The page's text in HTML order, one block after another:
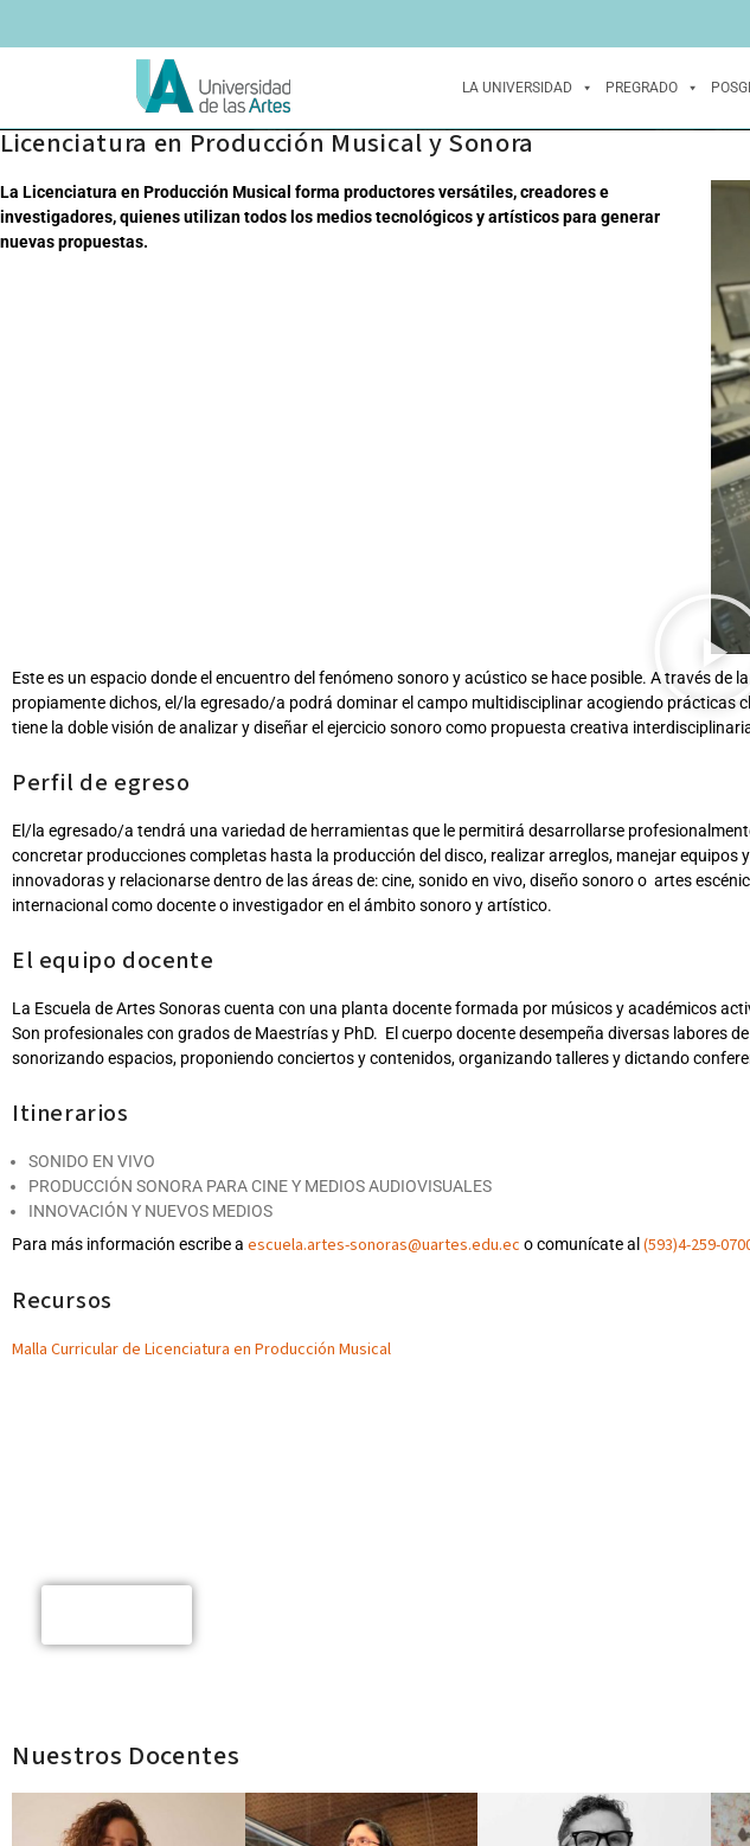
LA UNIVERSIDAD PREGRADO
Licenciatura en Producción Musical y Sonora
La Licenciatura en Producción Musical forma productores versátiles, creadores e
investigadores, quienes utilizan todos los medios tecnológicos y artísticos para generar
nuevas propuestas.
Este es un espacio donde el encuentro del fenómeno sonoro y acústico se hace posible. A través
propiamente dichos, el/la egresado/a podrá dominar el campo multidisciplinar acogiendo prácticas
tiene la doble visión de analizar y diseñar el ejercicio sonoro como propuesta creativa
Perfil de egreso
El/la egresado/a tendrá una variedad de herramientas que le permitirá desarrollarse
concretar producciones completas hasta la producción del disco, realizar arreglos, manejar
innovadoras y relacionarse dentro de las áreas de: cine, sonido en vivo, diseño sonoro o artes
internacional como docente o investigador en el ámbito sonoro y artístico.
El equipo docente
La Escuela de Artes Sonoras cuenta con una planta docente formada por músicos y académicos
Son profesionales con grados de Maestrías y PhD. El cuerpo docente desempeña diversas labores
sonorizando espacios, proponiendo conciertos y contenidos, organizando talleres y dictando
Itinerarios
SONIDO EN VIVO
PRODUCCIÓN SONORA PARA CINE Y MEDIOS AUDIOVISUALES
INNOVACIÓN Y NUEVOS MEDIOS
Para más información escribe a escuela.artes-sonoras@uartes.edu.ec o comunícate al (593)4-259-
Recursos
Malla Curricular de Licenciatura en Producción Musical
EN MZ14
Nuestros Docentes